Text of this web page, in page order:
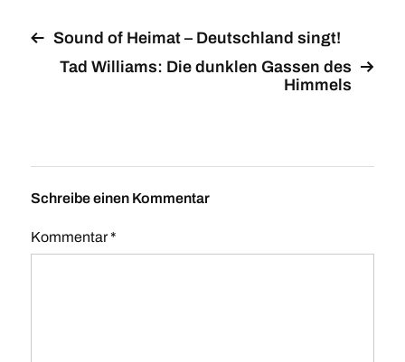
Sound of Heimat – Deutschland singt!
Tad Williams: Die dunklen Gassen des
Himmels
Schreibe einen Kommentar
Kommentar*